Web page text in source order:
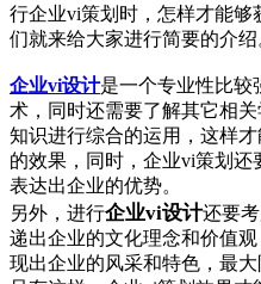
行企业vi策划时，怎样才能够
们就来给大家进行简要的介绍
企业vi设计是一个专业性比较
术，同时还需要了解其它相
知识进行综合的运用，这样
的效果，同时，企业vi策划
表达出企业的优势。
另外，进行企业vi设计还要
递出企业的文化理念和价值
现出企业的风采和特色，最